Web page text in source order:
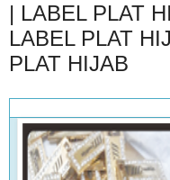
| LABEL PLAT
LABEL PLAT
PLAT HIJAB